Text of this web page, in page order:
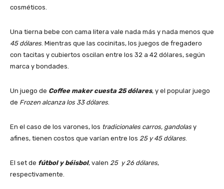
cosméticos.
Una tierna bebe con cama litera vale nada más y nada menos que
45 dólares . Mientras que las cocinitas, los juegos de fregadero
con tacitas y cubiertos oscilan entre los 32 a 42 dólares, según
marca y bondades.
Un juego de Coffee maker cuesta 25 dólares, y el popular juego
de Frozen alcanza los 33 dólares
En el caso de los varones, los tradicionales carros, gandolas y
afines, tienen costos que varían entre los 25 y 45 dólares
El set de fútbol y béisbol, valen 25 y 26 dólares,
respectivamente.